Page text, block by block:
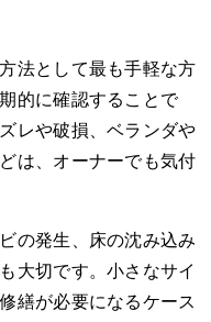
法として最も手軽な方
的に確認することで
レや破損、ベランダや
は、オーナーでも気付
の発生、床の沈み込み
大切です。小さなサイ
繕が必要になるケース